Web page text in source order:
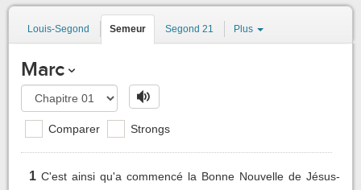
Louis-Segond Semeur Segond 21 Plus
Marc
Comparer Strongs
1 C'est ainsi qu'a commencé la Bonne Nouvelle de Jésus-